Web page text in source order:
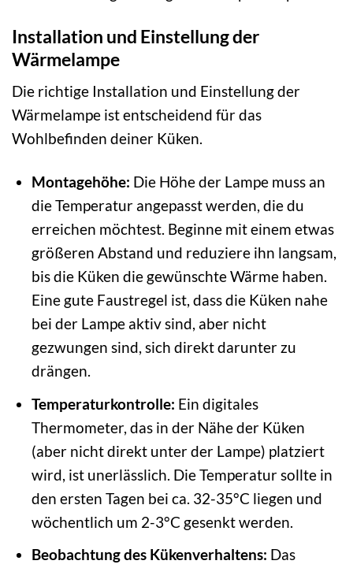
Installation und Einstellung der
Wärmelampe
Die richtige Installation und Einstellung der
Wärmelampe ist entscheidend für das
Wohlbefinden deiner Küken.
Montagehöhe: Die Höhe der Lampe muss an
die Temperatur angepasst werden, die du
erreichen möchtest. Beginne mit einem etwas
größeren Abstand und reduziere ihn langsam,
bis die Küken die gewünschte Wärme haben.
Eine gute Faustregel ist, dass die Küken nahe
bei der Lampe aktiv sind, aber nicht
gezwungen sind, sich direkt darunter zu
drängen.
Temperaturkontrolle: Ein digitales
Thermometer, das in der Nähe der Küken
(aber nicht direkt unter der Lampe) platziert
wird, ist unerlässlich. Die Temperatur sollte in
den ersten Tagen bei ca. 32-35°C liegen und
wöchentlich um 2-3°C gesenkt werden.
Beobachtung des Kükenverhaltens: Das